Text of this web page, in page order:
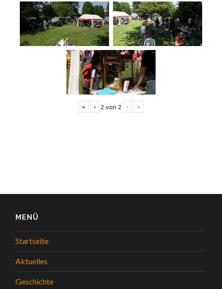
« ‹ 2von 2 › »
MENÜ
Startseite
Aktuelles
Geschichte